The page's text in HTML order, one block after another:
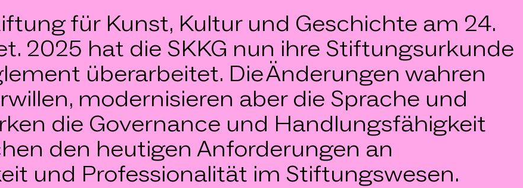
für Kunst, Kultur und Geschichte am 24.
2025 hat die SKKG nun ihre Stiftungsurkunde
überarbeitet. Die Änderungen wahren
modernisieren aber die Sprache und
die Governance und Handlungsfähigkeit
den heutigen Anforderungen an
und Professionalität im Stiftungswesen.